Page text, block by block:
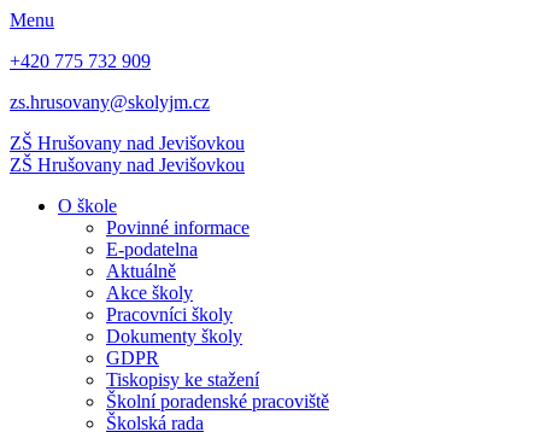
Menu
+420 775 732 909
zs.hrusovany@skolyjm.cz
ZŠ Hrušovany nad Jevišovkou
ZŠ Hrušovany nad Jevišovkou
O škole
Povinné informace
E-podatelna
Aktuálně
Akce školy
Pracovníci školy
Dokumenty školy
GDPR
Tiskopisy ke stažení
Školní poradenské pracoviště
Školská rada